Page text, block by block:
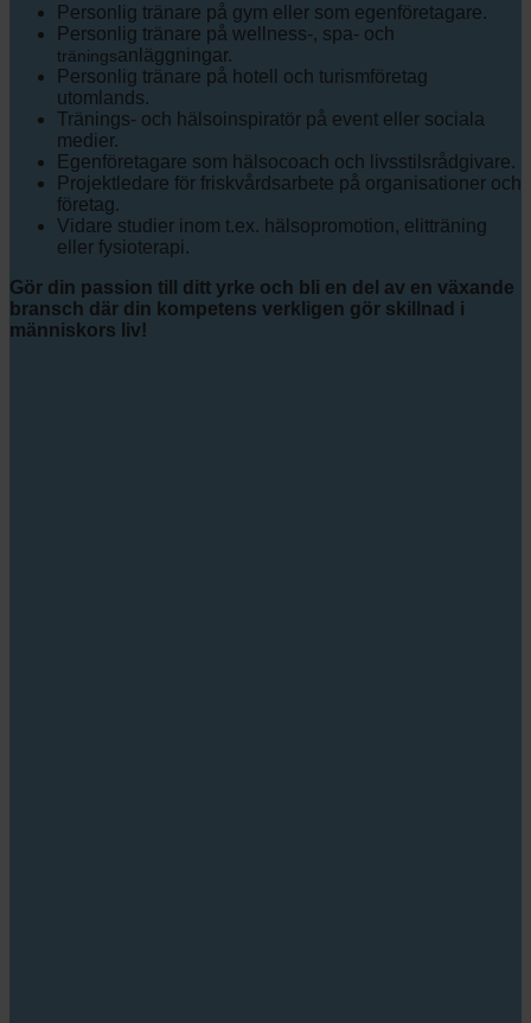
Personlig tränare på gym eller som egenföretagare.
Personlig tränare på wellness-, spa- och
träningsanläggningar.
Personlig tränare på hotell och turismföretag
utomlands.
Tränings- och hälsoinspiratör på event eller sociala
medier.
Egenföretagare som hälsocoach och livsstilsrådgivare.
Projektledare för friskvårdsarbete på organisationer och
företag.
Vidare studier inom t.ex. hälsopromotion, elitträning
eller fysioterapi.
Gör din passion till ditt yrke och bli en del av en växande
bransch där din kompetens verkligen gör skillnad i
människors liv!